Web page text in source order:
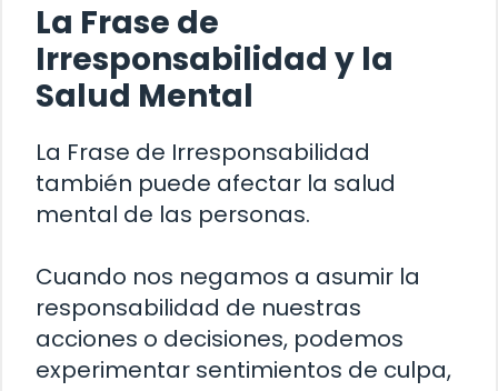
La Frase de
Irresponsabilidad y la
Salud Mental
La Frase de Irresponsabilidad
también puede afectar la salud
mental de las personas.
Cuando nos negamos a asumir la
responsabilidad de nuestras
acciones o decisiones, podemos
experimentar sentimientos de culpa,